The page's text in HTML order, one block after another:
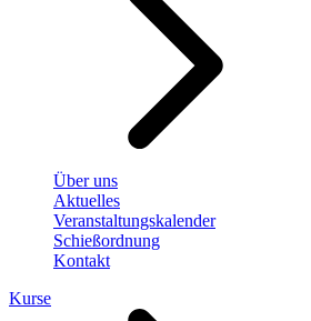
Über uns
Aktuelles
Veranstaltungskalender
Schießordnung
Kontakt
Kurse